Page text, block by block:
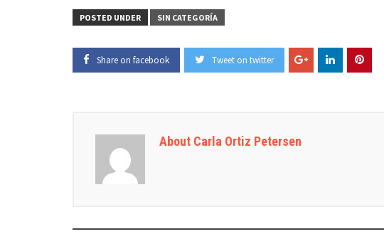
POSTED UNDER SIN CATEGORÍA
Share on facebook Tweet on twitter
About Carla Ortiz Petersen